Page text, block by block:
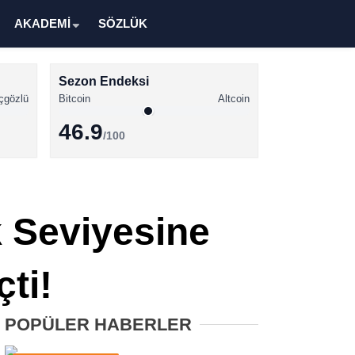
Altcoin Haberleri
XRP Haberleri
AKADEMİ SÖZLÜK
Sezon Endeksi
Bitcoin Altcoin
46.9/100
Seviyesine
POPÜLER HABERLER